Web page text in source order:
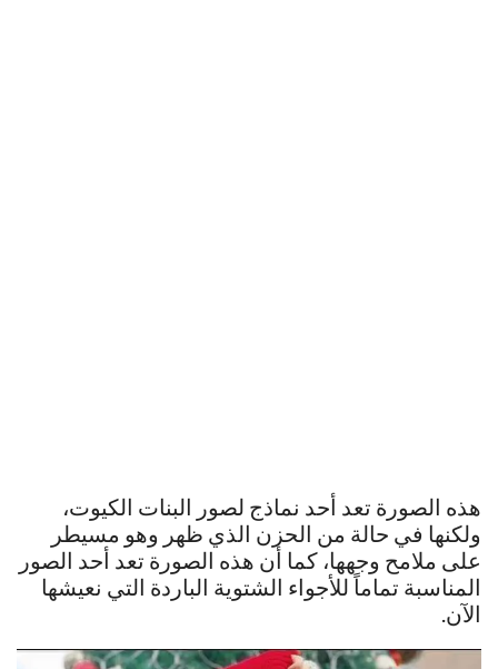
هذه الصورة تعد أحد نماذج لصور البنات الكيوت،
ولكنها في حالة من الحزن الذي ظهر وهو مسيطر
على ملامح وجهها، كما أن هذه الصورة تعد أحد الصور
المناسبة تماماً للأجواء الشتوية الباردة التي نعيشها
الآن.